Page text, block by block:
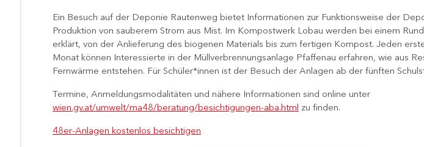
Ein Besuch auf der Deponie Rautenweg bietet Informationen zur Funktionsweise der
Produktion von sauberem Strom aus Mist. Im Kompostwerk Lobau werden bei einem
erklärt, von der Anlieferung des biogenen Materials bis zum fertigen Kompost. Jeden
Monat können Interessierte in der Müllverbrennungsanlage Pfaffenau erfahren, wie aus
Fernwärme entstehen. Für Schüler*innen ist der Besuch der Anlagen ab der fünften
Termine, Anmeldungsmodalitäten und nähere Informationen sind online unter
wien.gv.at/umwelt/ma48/beratung/besichtigungen-aba.html zu finden.
48er-Anlagen kostenlos besichtigen